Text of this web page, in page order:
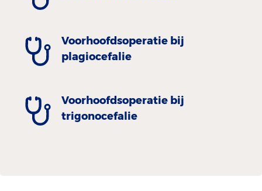
Voorhoofdsoperatie bij
plagiocefalie
Voorhoofdsoperatie bij
trigonocefalie